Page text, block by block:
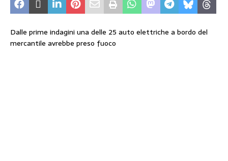
Dalle prime indagini una delle 25 auto elettriche a bordo del
mercantile avrebbe preso fuoco